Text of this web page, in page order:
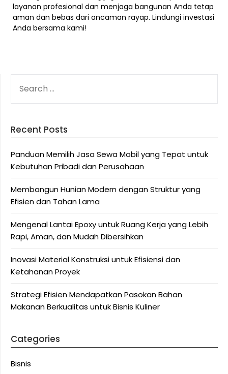
layanan profesional dan menjaga bangunan Anda tetap
aman dan bebas dari ancaman rayap. Lindungi investasi
Anda bersama kami!
FOR:
Recent Posts
Panduan Memilih Jasa Sewa Mobil yang Tepat untuk
Kebutuhan Pribadi dan Perusahaan
Membangun Hunian Modern dengan Struktur yang
Efisien dan Tahan Lama
Mengenal Lantai Epoxy untuk Ruang Kerja yang Lebih
Rapi, Aman, dan Mudah Dibersihkan
Inovasi Material Konstruksi untuk Efisiensi dan
Ketahanan Proyek
Strategi Efisien Mendapatkan Pasokan Bahan
Makanan Berkualitas untuk Bisnis Kuliner
Categories
Bisnis